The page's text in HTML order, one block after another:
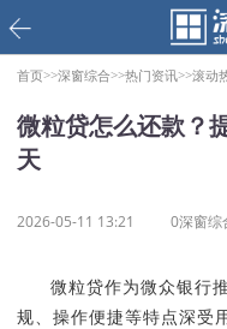
首页>>深窗综合>>热门资讯>>滚动
微粒贷怎么还款？
天
2026-05-11 13:21 0深窗综
微粒贷作为微众银行
规、操作便捷等特点深受